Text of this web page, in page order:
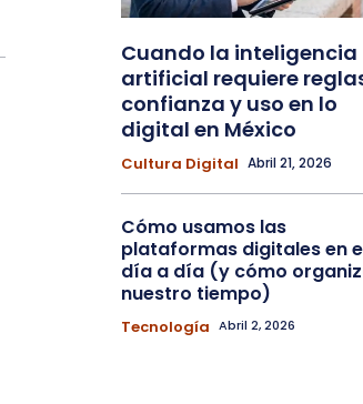
Cuando la inteligencia
artificial requiere
confianza y uso en lo
digital en México
Cultura Digital Abril 21, 2026
Cómo usamos las
plataformas digitales en
día a día (y cómo
nuestro tiempo)
Tecnología Abril 2, 2026